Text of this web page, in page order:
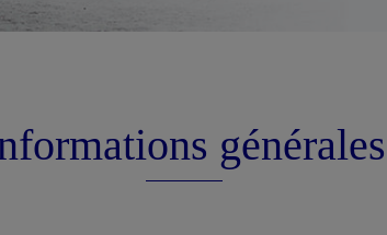
générales